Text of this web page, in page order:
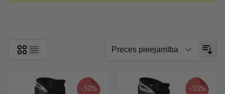
-30% -30%